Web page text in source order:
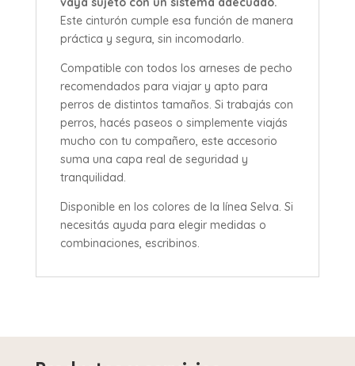
Este cinturón cumple esa función de manera
práctica y segura, sin incomodarlo.
Compatible con todos los arneses de pecho
recomendados para viajar y apto para
perros de distintos tamaños. Si trabajás con
perros, hacés paseos o simplemente viajás
mucho con tu compañero, este accesorio
suma una capa real de seguridad y
tranquilidad.
Disponible en los colores de la línea Selva. Si
necesitás ayuda para elegir medidas o
combinaciones, escribinos.